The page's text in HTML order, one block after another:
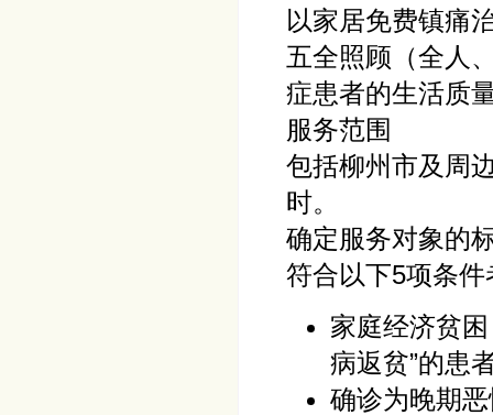
以家居免费镇痛
五全照顾（全人
症患者的生活质
服务范围
包括柳州市及周
时。
确定服务对象的
符合以下5项条
家庭经济贫
病返贫”的患
确诊为晚期